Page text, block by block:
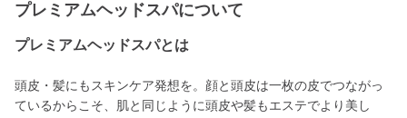
プレミアムヘッドスパについて
プレミアムヘッドスパとは
頭皮・髪にもスキンケア発想を。顔と頭皮は一枚の皮でつながっ
ているからこそ、肌と同じように頭皮や髪もエステでより美し